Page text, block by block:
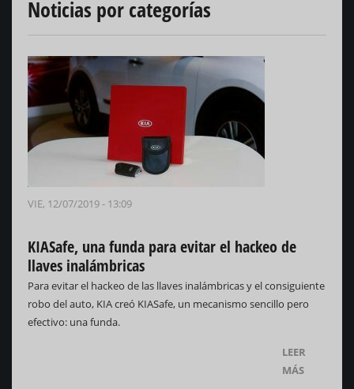
Noticias por categorías
VIE, 12/07/2019 - 13:09
KIASafe, una funda para evitar el hackeo de
llaves inalámbricas
Para evitar el hackeo de las llaves inalámbricas y el consiguiente
robo del auto, KIA creó KIASafe, un mecanismo sencillo pero
efectivo: una funda.
LEER
MÁS